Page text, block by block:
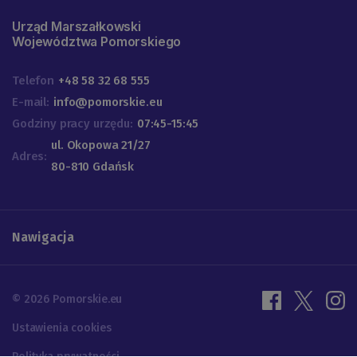
Urząd Marszałkowski
Województwa Pomorskiego
Telefon +48 58 32 68 555
E-mail: info@pomorskie.eu
Godziny pracy urzędu: 07:45-15:45
Adres:
ul. Okopowa 21/27
80-810 Gdańsk
Nawigacja
© 2026 Pomorskie.eu
Ustawienia cookies